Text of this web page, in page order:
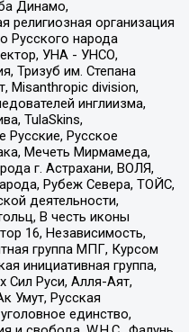
Динамо,
религиозная организация
Русского народа
УНА - УНСО,
Тризуб им. Степана
Misanthropic division,
инглиизма,
TulaSkins,
Русские, Русское
Мечеть Мирмамеда,
г. Астрахани, ВОЛЯ,
Рубеж Севера, ТОЙС,
деятельности,
В честь иконы
16, Независимость,
группа МПГ, Курсом
инициативная группа,
Сил Руси, Алля-Аят,
Умут, Русская
единство,